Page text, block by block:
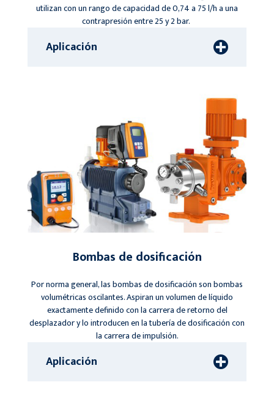
utilizan con un rango de capacidad de 0,74 a 75 l/h a una
contrapresión entre 25 y 2 bar.
Aplicación
Bombas de dosificación
Por norma general, las bombas de dosificación son bombas
volumétricas oscilantes. Aspiran un volumen de líquido
exactamente definido con la carrera de retorno del
desplazador y lo introducen en la tubería de dosificación con
la carrera de impulsión.
Aplicación